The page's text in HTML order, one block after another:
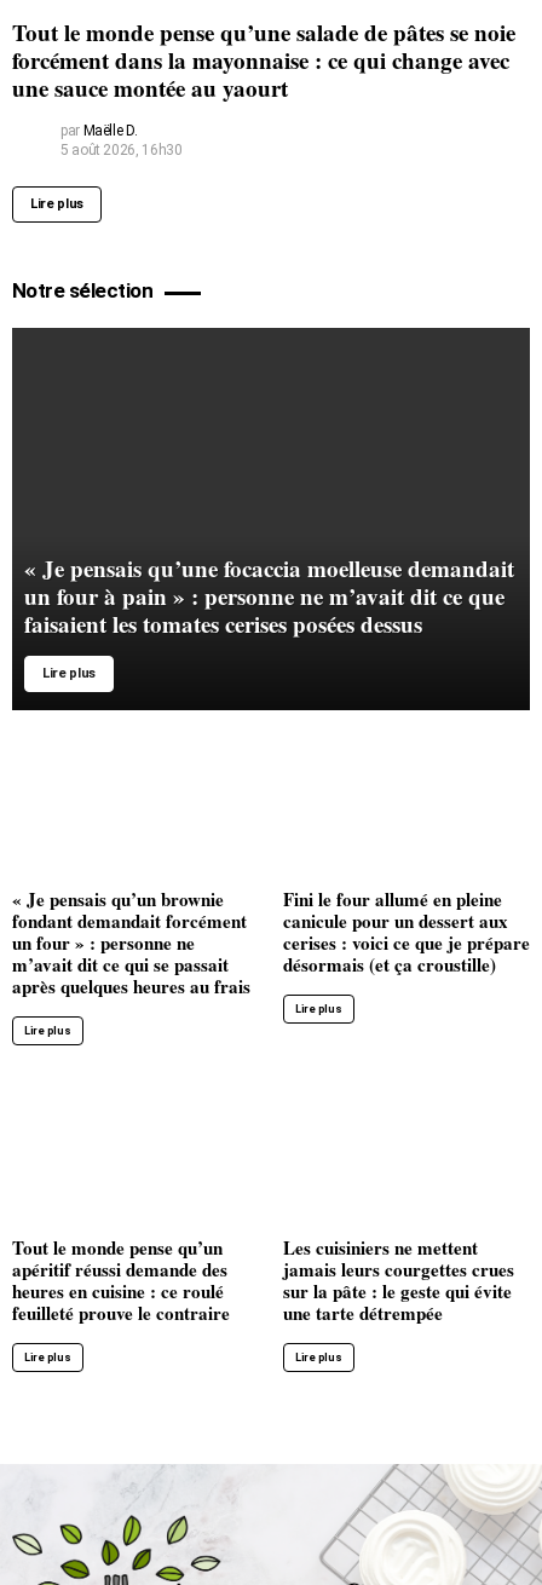
Tout le monde pense qu’une salade de pâtes se noie
forcément dans la mayonnaise : ce qui change avec
une sauce montée au yaourt
par Maëlle D.
5 août 2026, 16h30
Lire plus
Notre sélection
« Je pensais qu’une focaccia moelleuse demandait
un four à pain » : personne ne m’avait dit ce que
faisaient les tomates cerises posées dessus
Lire plus
« Je pensais qu’un brownie
fondant demandait forcément
un four » : personne ne
m’avait dit ce qui se passait
après quelques heures au frais
Lire plus
Fini le four allumé en pleine
canicule pour un dessert aux
cerises : voici ce que je prépare
désormais (et ça croustille)
Lire plus
Tout le monde pense qu’un
apéritif réussi demande des
heures en cuisine : ce roulé
feuilleté prouve le contraire
Lire plus
Les cuisiniers ne mettent
jamais leurs courgettes crues
sur la pâte : le geste qui évite
une tarte détrempée
Lire plus